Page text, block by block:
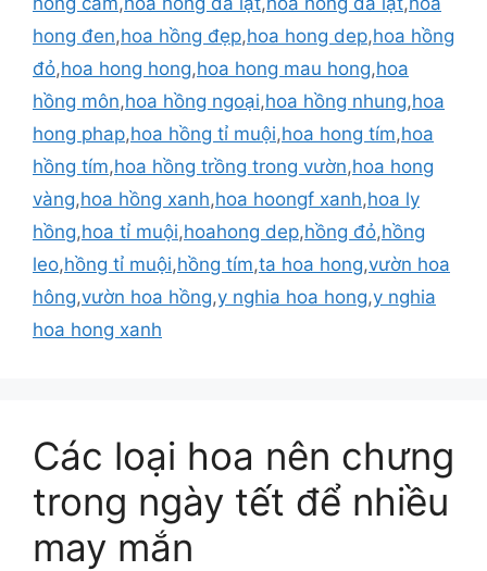
hong đen,hoa hồng đẹp,hoa hong dep,hoa hồng
đỏ,hoa hong hong,hoa hong mau hong,hoa
hồng môn,hoa hồng ngoại,hoa hồng nhung,hoa
hong phap,hoa hồng tỉ muội,hoa hong tím,hoa
hồng tím,hoa hồng trồng trong vườn,hoa hong
vàng,hoa hồng xanh,hoa hoongf xanh,hoa ly
hồng,hoa tỉ muội,hoahong dep,hồng đỏ,hồng
leo,hồng tỉ muội,hồng tím,ta hoa hong,vườn hoa
hông,vườn hoa hồng,y nghia hoa hong,y nghia
hoa hong xanh
Các loại hoa nên chưng
trong ngày tết để nhiều
may mắn